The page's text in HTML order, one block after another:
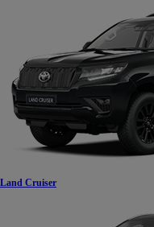
Land Cruiser